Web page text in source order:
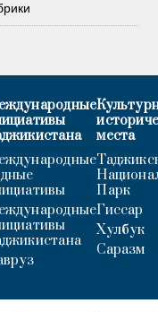
места
Парк
Гиссар
Хулбук
Саразм